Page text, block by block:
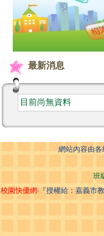
最新消息
目前尚無資料
網站內容由
班
校園快優網‧『授權給：嘉義市